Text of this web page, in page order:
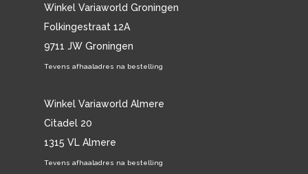
Winkel Variaworld Groningen
Folkingestraat 12A
9711 JW Groningen
Tevens afhaaladres na bestelling
Winkel Variaworld Almere
Citadel 20
1315 VL Almere
Tevens afhaaladres na bestelling